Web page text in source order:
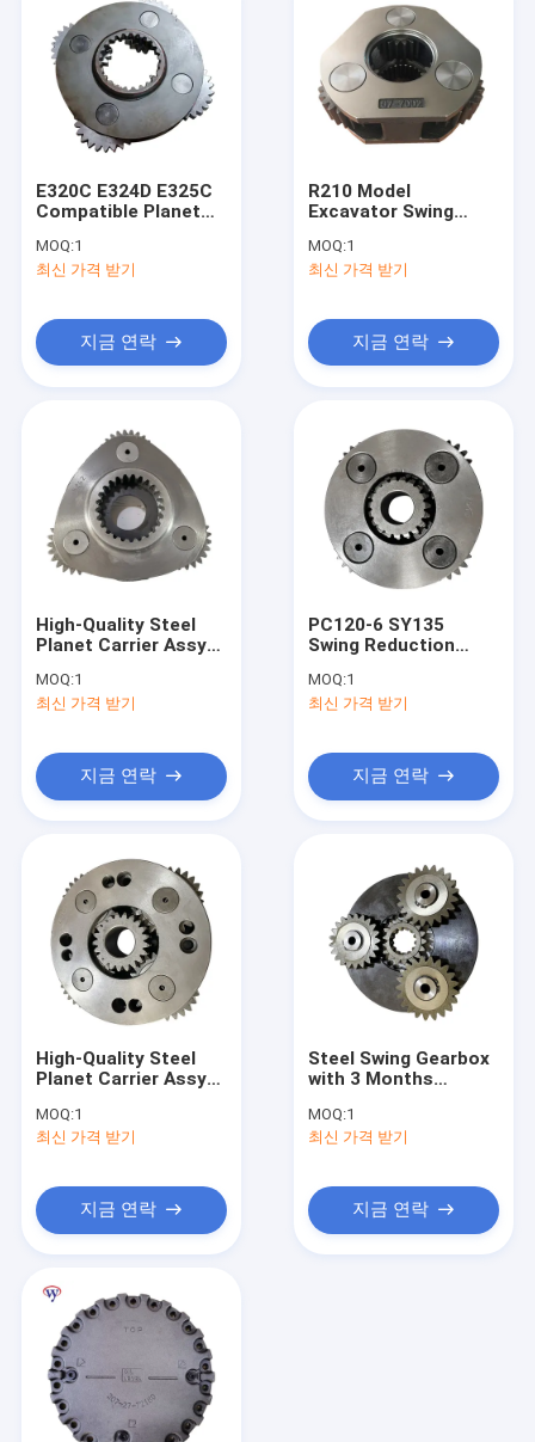
제품
비디오
우리 에 관한 것
저희와 연락
뉴스
견적 요청
굴착기 변속기
굴착기 그네 변속기
최종 드라이브 커버
행성 운반대 집합
파이널 드라이브 허브
최종 드라이브 하우징
기어박스 링 기어
행성 장치 운반대
E320C E324D E325C
Compatible Planet
Planetary Gear Set
with 20KG Weight
MOQ:1
최신 가격 받기
지금 연락
R210 Model
Excavator Swing
Months Warranty and
1-3 Days Delivery for
MOQ:1
최신 가격 받기
지금 연락
High-Quality Steel
Planet Carrier Assy
with 20KG Weight
and 1-3 Days Delivery
MOQ:1
최신 가격 받기
지금 연락
PC120-6 SY135
Swing Reduction
Carrier Assy with 3
Months Warranty for
MOQ:1
최신 가격 받기
지금 연락
High-Quality Steel
Planet Carrier Assy
Travel Gearbox with
3 Days Delivery
MOQ:1
최신 가격 받기
지금 연락
Steel Swing Gearbox
with 3 Months
Weight for
SUMITOMO SH200-5
CX220B
MOQ:1
최신 가격 받기
지금 연락